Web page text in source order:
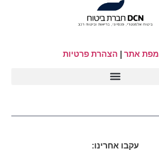
מפת אתר הצהרת פרטיות
עקבו אחרינו: